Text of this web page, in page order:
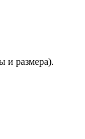
и размера).